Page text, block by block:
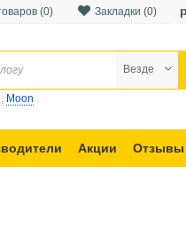
Закладки (0)
(0)
Везде
Moon
Акции Отзывы